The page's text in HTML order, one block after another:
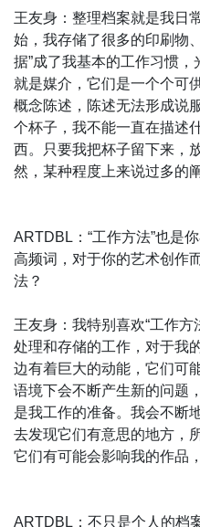
王友身：整理档案就是我日
始，我存储了很多的印刷物
据”成了我基本的工作习惯
就是媒介，它们是一个个可
概念陈述，陈述无法形成说
个杯子，我不能一直在描述
西。只要我把杯子留下来，
然，某种程度上来说过多的
ARTDBL：“工作方法”也是
高频词，对于你的艺术创作
法？
王友身：我特别喜欢“工作
处理和存储的工作，对于我
边有着巨大的动能，它们可
语境下会不断产生新的问题
是我工作的准备。我会不断
去发现它们有意思的地方，
它们有可能会影响我的作品
ARTDBL：不只是个人的档